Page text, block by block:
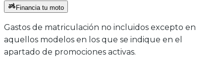
Financia tu moto
Gastos de matriculación no incluidos excepto en
aquellos modelos en los que se indique en el
apartado de promociones activas.